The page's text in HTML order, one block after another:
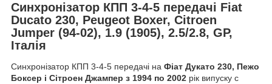
Синхронізатор КПП 3-4-5 передачі Fiat
Ducato 230, Peugeot Boxer, Citroen
Jumper (94-02), 1.9 (1905), 2.5/2.8, GP,
Італія
Синхронізатор КПП 3-4-5 передачі на Фіат Дукато 230, Пежо
Боксер і Сітроен Джампер з 1994 по 2002 рік випуску с